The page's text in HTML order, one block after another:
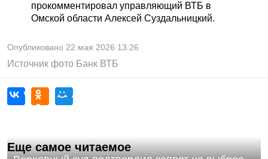
прокомментировал управляющий ВТБ в
Омской области Алексей Суздальницкий.
Опубликовано 22 мая 2026 13:26
Источник фото Банк ВТБ
Еще самое читаемое